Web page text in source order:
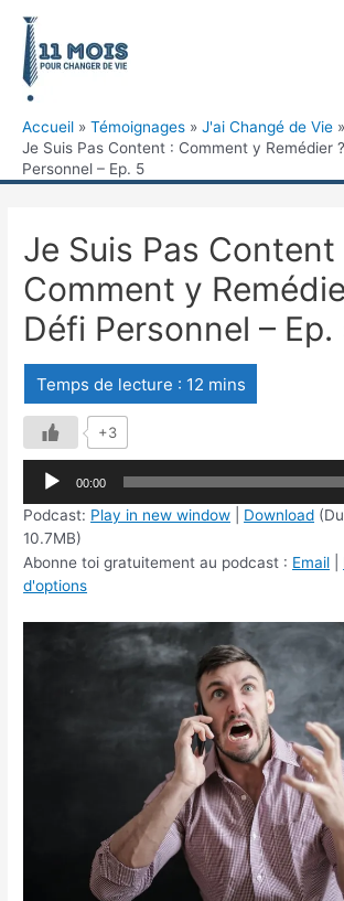
Accueil Témoignages
J'ai Changé de Vie
Je Suis Pas Content : Comment y Remédier
Personnel – Ep. 5
Je Suis Pas Content
Comment y
Défi Personnel – Ep.
+3
Lecteur
audio
00:00
Podcast: Play in new window Download
10.7MB)
Abonne toi gratuitement au podcast : Email
d'options